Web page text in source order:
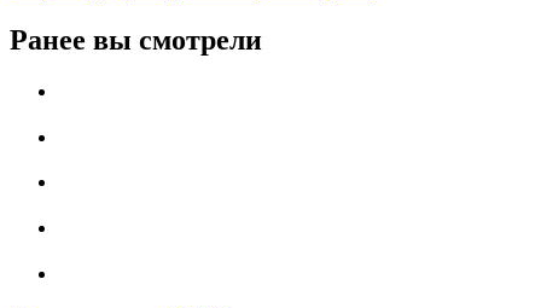
Ранее вы смотрели